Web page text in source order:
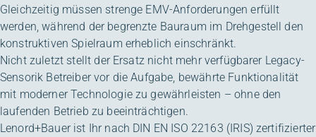
Gleichzeitig müssen strenge EMV-Anforderungen erfüllt
werden, während der begrenzte Bauraum im Drehgestell den
konstruktiven Spielraum erheblich einschränkt.
Nicht zuletzt stellt der Ersatz nicht mehr verfügbarer Legacy-
Sensorik Betreiber vor die Aufgabe, bewährte Funktionalität
mit moderner Technologie zu gewährleisten – ohne den
laufenden Betrieb zu beeinträchtigen.
Lenord+Bauer ist Ihr nach DIN EN ISO 22163 (IRIS) zertifizierter